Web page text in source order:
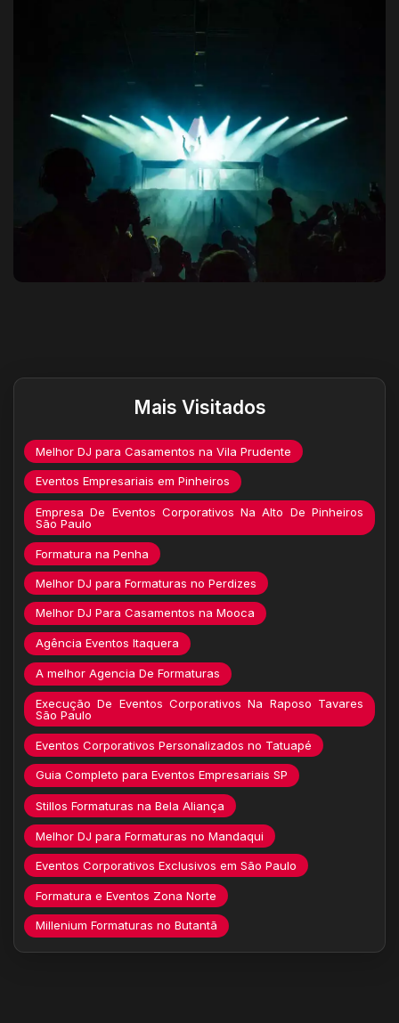
Mais Visitados
Melhor DJ para Casamentos na Vila Prudente
Eventos Empresariais em Pinheiros
Empresa De Eventos Corporativos Na Alto De Pinheiros
São Paulo
Formatura na Penha
Melhor DJ para Formaturas no Perdizes
Melhor DJ Para Casamentos na Mooca
Agência Eventos Itaquera
A melhor Agencia De Formaturas
Execução De Eventos Corporativos Na Raposo Tavares
São Paulo
Eventos Corporativos Personalizados no Tatuapé
Guia Completo para Eventos Empresariais SP
Stillos Formaturas na Bela Aliança
Melhor DJ para Formaturas no Mandaqui
Eventos Corporativos Exclusivos em São Paulo
Formatura e Eventos Zona Norte
Millenium Formaturas no Butantã